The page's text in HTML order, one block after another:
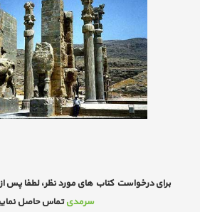
برای درخواست کتاب های مورد نظر، لطفا پس
سرمدیتماس حاصل